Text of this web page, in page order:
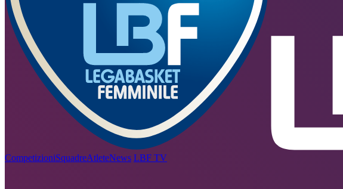
CompetizioniSquadreAtleteNews LBF TV